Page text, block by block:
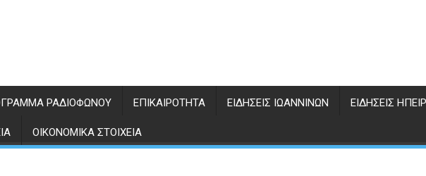
ΡΑΔΙΟΦΏΝΟΥ ΕΠΙΚΑΙΡΌΤΗΤΑ ΕΙΔΉΣΕΙΣ ΙΩΑΝΝΊΝΩΝ ΕΙΔΉΣΕΙΣ
ΟΙΚΟΝΟΜΙΚΆ ΣΤΟΙΧΕΊΑ